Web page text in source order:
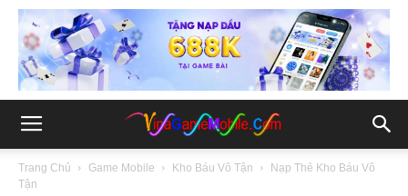
Trang Chủ Game Mobile Kho Báu Vô Tận
Nạp Thẻ Kho Báu Vô
Tận